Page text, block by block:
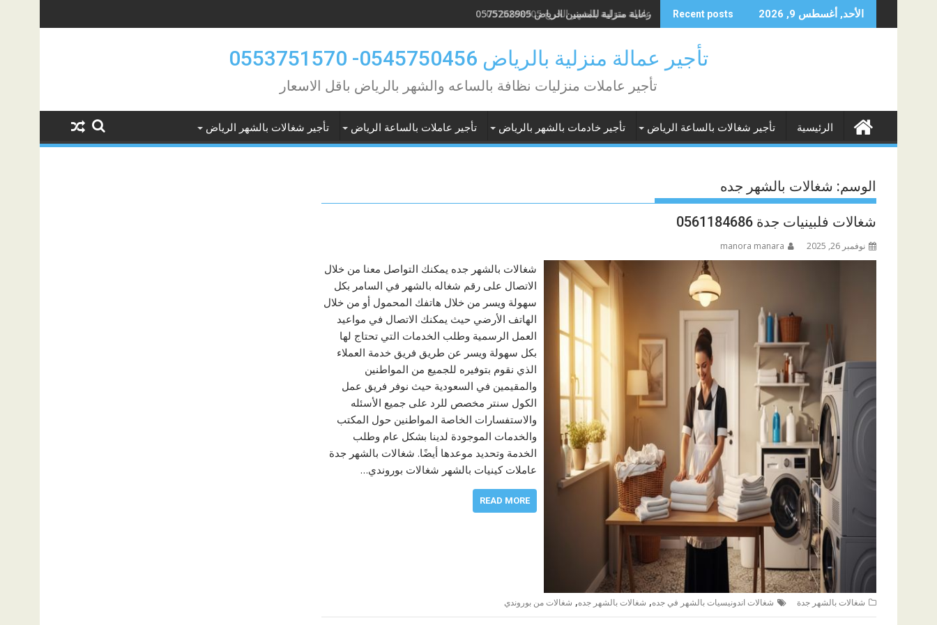
to
الأحد, أغسطس 9, 2026 Recent posts عاملة منزلية بالشهر الخرج 0575268905
تأجير عمالة منزلية بالرياض 0545750456- 0553751570
تأجير عاملات منزليات نظافة بالساعه والشهر بالرياض باقل الاسعار
الرئيسية تأجير شغالات بالساعة الرياض تأجير خادمات بالشهر بالرياض تأجير عاملات بالساعة الرياض تأجير شغالات بالشهر الرياض
الوسم: شغالات بالشهر جده
شغالات فلبينيات جدة 0561184686
نوفمبر 26, 2025 manora manara
شغالات بالشهر جده يمكنك التواصل معنا من خلال
الاتصال على رقم شغاله بالشهر في السامر بكل
سهولة ويسر من خلال هاتفك المحمول أو من خلال
الهاتف الأرضي حيث يمكنك الاتصال في مواعيد
العمل الرسمية وطلب الخدمات التي تحتاج لها
بكل سهولة ويسر عن طريق فريق خدمة العملاء
الذي نقوم بتوفيره للجميع من المواطنين
والمقيمين في السعودية حيث نوفر فريق عمل
الكول سنتر مخصص للرد على جميع الأسئله
والاستفسارات الخاصة المواطنين حول المكتب
والخدمات الموجودة لدينا بشكل عام وطلب
الخدمة وتحديد موعدها أيضًا. شغالات بالشهر جدة
عاملات كينيات بالشهر شغالات بوروندي…
READ MORE
شغالات بالشهر جدة شغالات اندونيسيات بالشهر في جده, شغالات بالشهر جده, شغالات من بوروندي